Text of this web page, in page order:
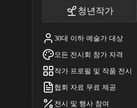
청년작가
30대 이하 예술가 대상
모든 전시회 참가 자격
작가 프로필 및 작품 전시
협회 자료 무료 제공
전시 및 행사 참여